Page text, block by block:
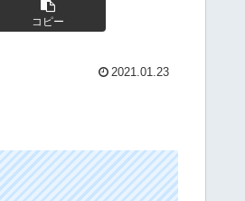
コピー
2021.01.23